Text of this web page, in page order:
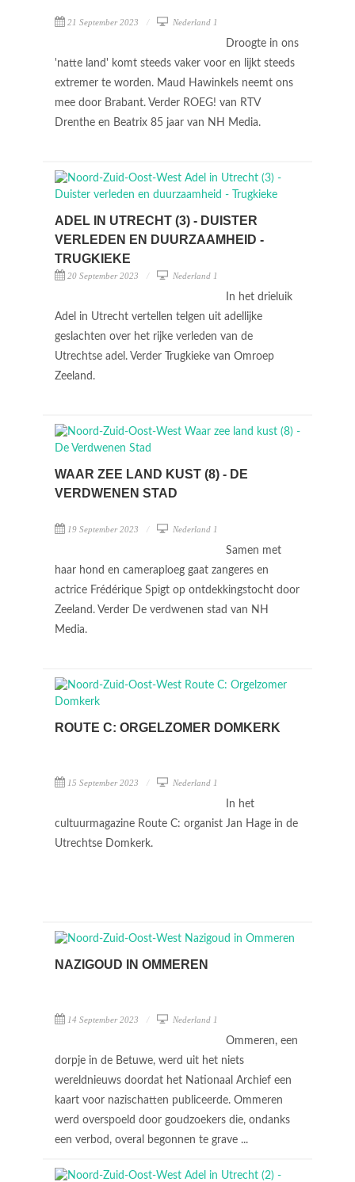
21 September 2023 Nederland 1
Droogte in ons
'natte land' komt steeds vaker voor en lijkt steeds
extremer te worden. Maud Hawinkels neemt ons
mee door Brabant. Verder ROEG! van RTV
Drenthe en Beatrix 85 jaar van NH Media.
ADEL IN UTRECHT (3) - DUISTER
VERLEDEN EN DUURZAAMHEID -
TRUGKIEKE
20 September 2023 Nederland 1
In het drieluik
Adel in Utrecht vertellen telgen uit adellijke
geslachten over het rijke verleden van de
Utrechtse adel. Verder Trugkieke van Omroep
Zeeland.
WAAR ZEE LAND KUST (8) - DE
VERDWENEN STAD
19 September 2023 Nederland 1
Samen met
haar hond en cameraploeg gaat zangeres en
actrice Frédérique Spigt op ontdekkingstocht door
Zeeland. Verder De verdwenen stad van NH
Media.
ROUTE C: ORGELZOMER DOMKERK
15 September 2023 Nederland 1
In het
cultuurmagazine Route C: organist Jan Hage in de
Utrechtse Domkerk.
NAZIGOUD IN OMMEREN
14 September 2023 Nederland 1
Ommeren, een
dorpje in de Betuwe, werd uit het niets
wereldnieuws doordat het Nationaal Archief een
kaart voor nazischatten publiceerde. Ommeren
werd overspoeld door goudzoekers die, ondanks
een verbod, overal begonnen te grave ...